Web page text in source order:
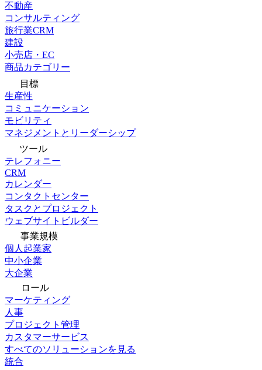
不動産
コンサルティング
旅行業CRM
建設
小売店・EC
商品カテゴリー
目標
生産性
コミュニケーション
モビリティ
マネジメントとリーダーシップ
ツール
テレフォニー
CRM
カレンダー
コンタクトセンター
タスクとプロジェクト
ウェブサイトビルダー
事業規模
個人起業家
中小企業
大企業
ロール
マーケティング
人事
プロジェクト管理
カスタマーサービス
すべてのソリューションを見る
統合